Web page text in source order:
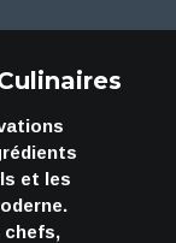
et les
chefs,